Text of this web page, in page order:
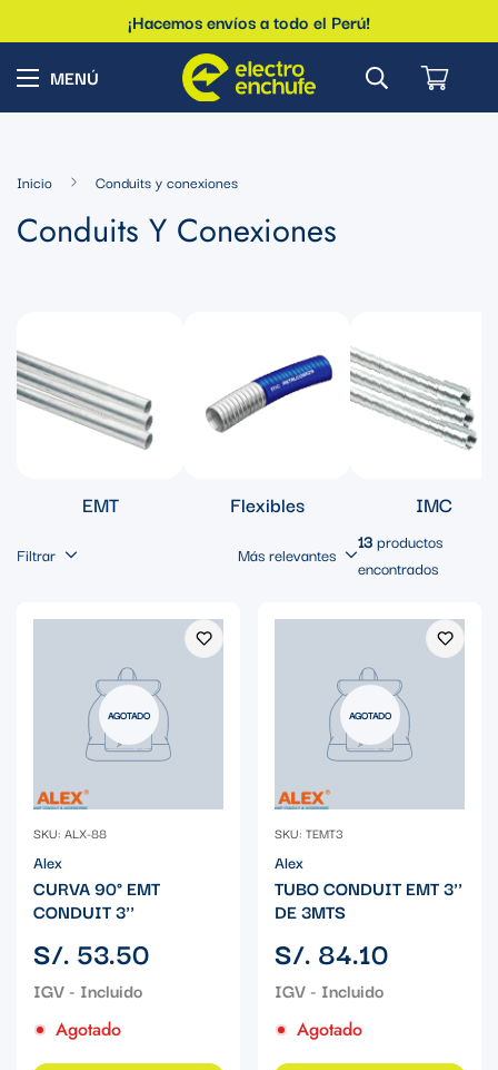
¡Hacemos envíos a todo el Perú!
Inicio Conduits y conexiones
Conduits Y Conexiones
EMT Flexibles IMC
Filtrar Más relevantes
13productos
encontrados
AGOTADO
SKU: ALX-88
Alex
CURVA 90° EMT
CONDUIT 3''
Precio
regular
S/. 53.50
Agotado
AGOTADO
SKU: TEMT3
Alex
TUBO CONDUIT EMT 3''
DE 3MTS
Precio
regular
S/. 84.10
Agotado